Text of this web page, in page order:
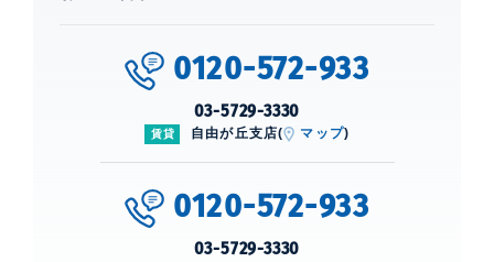
0120-572-933
03-5729-3330
賃貸 自由が丘支店( マップ)
0120-572-933
03-5729-3330